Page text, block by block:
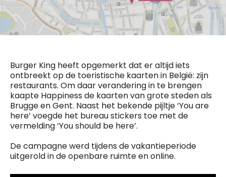
Burger King heeft opgemerkt dat er altijd iets
ontbreekt op de toeristische kaarten in België: zijn
restaurants. Om daar verandering in te brengen
kaapte Happiness de kaarten van grote steden als
Brugge en Gent. Naast het bekende pijltje ‘You are
here’ voegde het bureau stickers toe met de
vermelding ‘You should be here’.
De campagne werd tijdens de vakantieperiode
uitgerold in de openbare ruimte en online.
Fred Bouchar
0498 88 64 89
f.bouchar@mm.be
Griet Byl
0475 97 12 57
g.byl@mm.be
Chief Editor
Damien Lemaire
0477 37 31 65
BEVESTIGEN
access
5 x week
MM e - News
1 x week
MM Brunch
1 x week
MM Tech
10 x year
MM Best of
Research
10 x year
4 x year
(digital)